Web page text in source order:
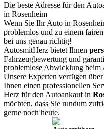
Die beste Adresse für den
in Rosenheim
Wenn Sie Ihr Auto in
problemlos und zu einem
bei uns genau richtig!
AutosmitHerz bietet Ihnen
Fahrzeugbewertung und
problemlose Abwicklung beim
Unsere Experten verfügen über
Ihnen einen professionellen
Herz für den Autoankauf in
möchten, dass Sie rundum
gerne noch heute.